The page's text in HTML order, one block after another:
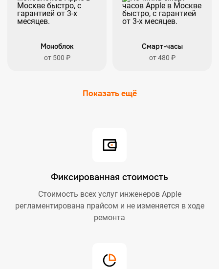
Моноблок
от 500 ₽
Смарт-часы
от 480 ₽
Показать ещё
Фиксированная стоимость
Стоимость всех услуг инженеров Apple
регламентирована прайсом и не изменяется в ходе
ремонта